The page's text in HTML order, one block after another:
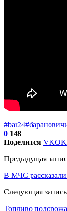
#bar24
0 148
Поделится VK
Предыдущая
В МЧС рассказали
Следующая запись
Топливо